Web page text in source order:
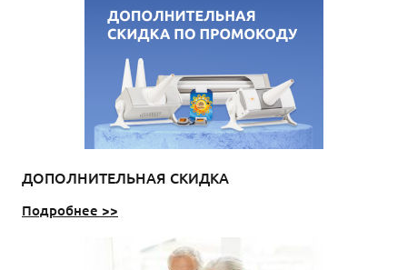
ДОПОЛНИТЕЛЬНАЯ СКИДКА
Подробнее >>